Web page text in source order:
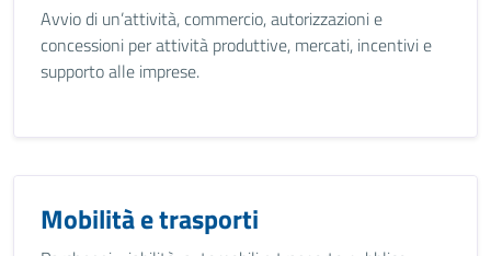
Avvio di un’attività, commercio, autorizzazioni e
concessioni per attività produttive, mercati, incentivi e
supporto alle imprese.
Mobilità e trasporti